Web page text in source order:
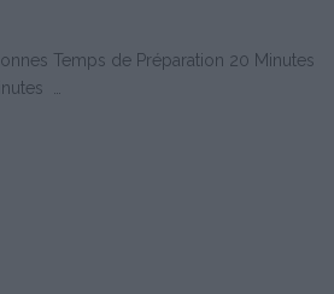
Temps de Préparation 20 Minutes
…